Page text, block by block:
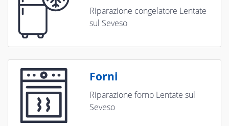
Riparazione congelatore Lentate
sul Seveso
Forni
Riparazione forno Lentate sul
Seveso